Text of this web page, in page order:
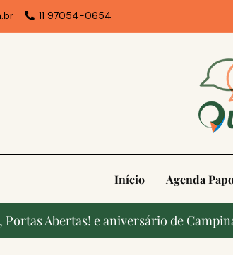
11 97054-0654
Início Agenda
Portas Abertas! e aniversário de